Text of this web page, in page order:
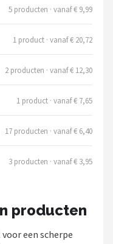
5 producten · vanaf € 9,99
1 product · vanaf € 20,72
2 producten · vanaf € 12,30
1 product · vanaf € 7,65
17 producten · vanaf € 6,40
3 producten · vanaf € 3,95
producten
een scherpe